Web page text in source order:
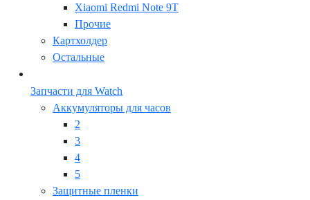
Xiaomi Redmi Note 9T
Прочие
Картхолдер
Остальные
Запчасти для Watch
Аккумуляторы для часов
2
3
4
5
Защитные пленки